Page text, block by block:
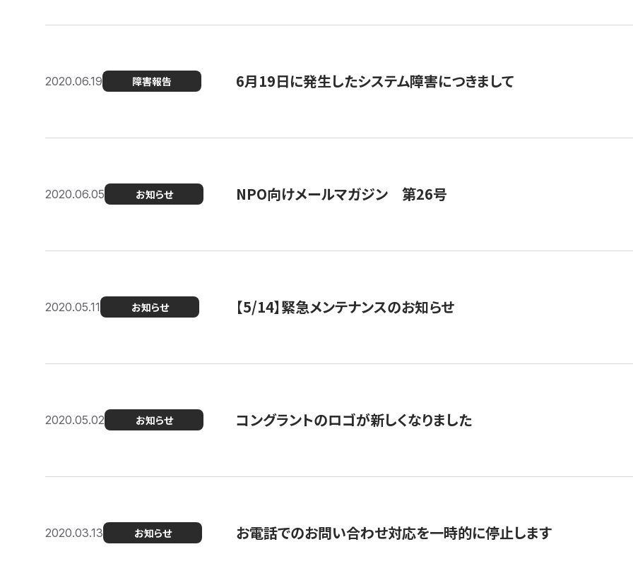
2020.06.19 障害報告 6月19日に発生したシステム障害につきまして
2020.06.05 お知らせ NPO向けメールマガジン 第26号
2020.05.11 お知らせ 【5/14】緊急メンテナンスのお知らせ
2020.05.02 お知らせ コングラントのロゴが新しくなりました
2020.03.13 お知らせ お電話でのお問い合わせ対応を一時的に停止します